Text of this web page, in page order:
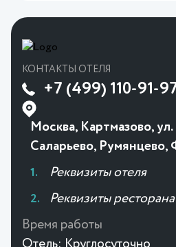
КОНТАКТЫ ОТЕЛЯ
+7 (499) 110-91-
Москва, Картмазово,
Саларьево, Румянцево,
Реквизиты отеля
Реквизиты ресторана
Время работы
Отель: Круглосуточно